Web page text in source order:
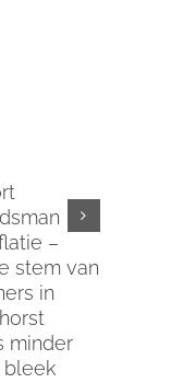
–
stem van
in
minder
bleek